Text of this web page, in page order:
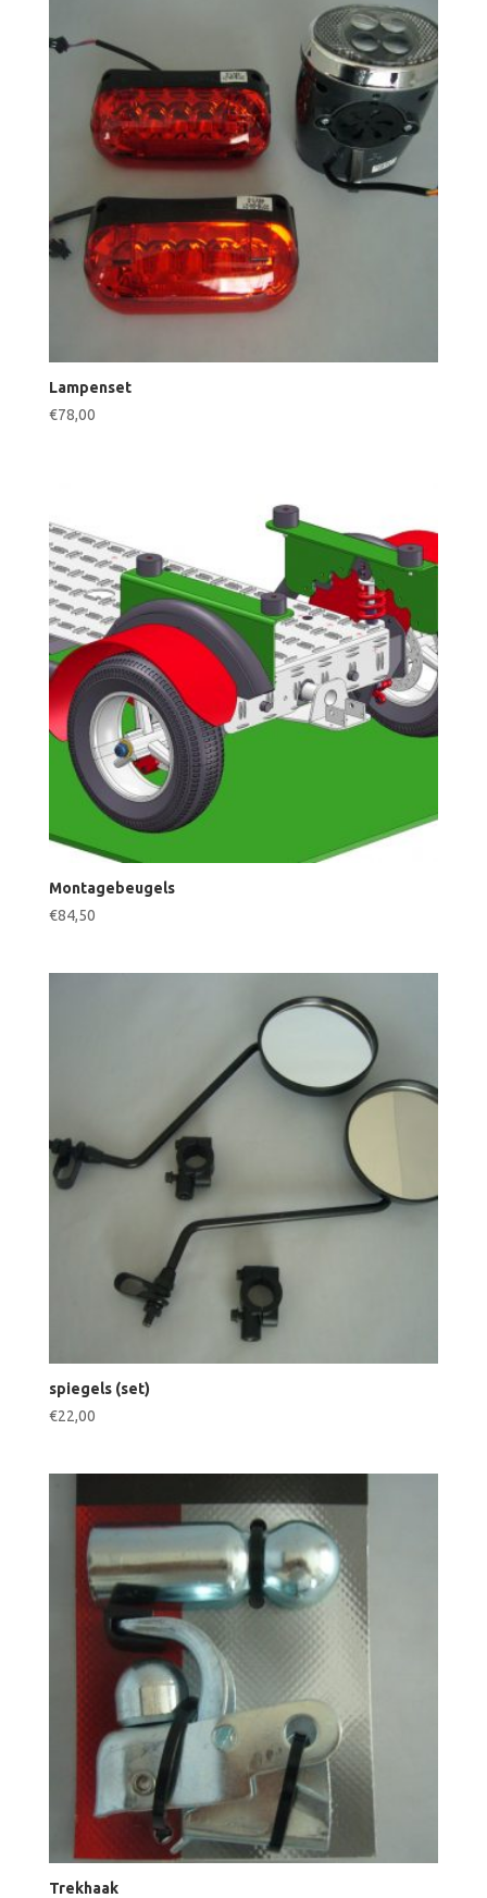
Lampenset
€78,00
Montagebeugels
€84,50
spiegels (set)
€22,00
Trekhaak